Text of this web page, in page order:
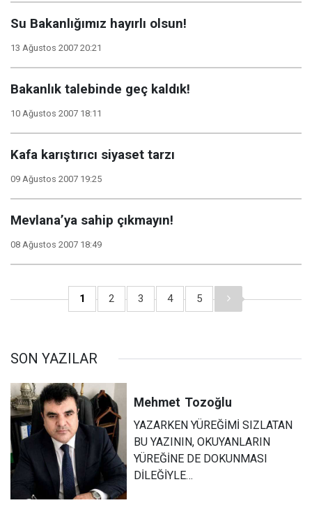
Su Bakanlığımız hayırlı olsun!
13 Ağustos 2007 20:21
Bakanlık talebinde geç kaldık!
10 Ağustos 2007 18:11
Kafa karıştırıcı siyaset tarzı
09 Ağustos 2007 19:25
Mevlana’ya sahip çıkmayın!
08 Ağustos 2007 18:49
1 2 3 4 5
SON YAZILAR
Mehmet Tozoğlu
YAZARKEN YÜREĞİMİ SIZLATAN
BU YAZININ, OKUYANLARIN
YÜREĞİNE DE DOKUNMASI
DİLEĞİYLE…